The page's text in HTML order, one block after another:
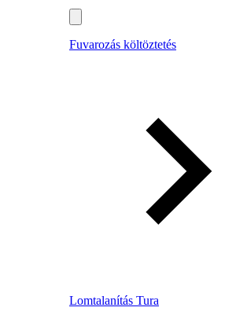
Fuvarozás költöztetés
Lomtalanítás Tura